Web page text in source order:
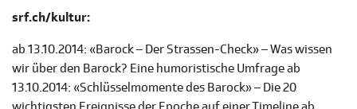
srf.ch/kultur:
ab 13.10.2014: «Barock – Der Strassen-Check» – Was wissen
wir über den Barock? Eine humoristische Umfrage ab
13.10.2014: «Schlüsselmomente des Barock» – Die 20